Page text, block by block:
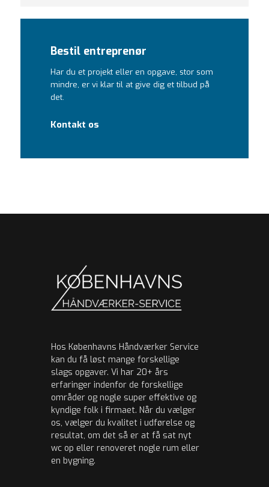
Bestil entreprenør
Har du et projekt eller en opgave, stor som
mindre, er vi klar til at give dig et tilbud på
det.
Kontakt os
Hos Københavns Håndværker Service
kan du få løst mange forskellige
slags opgaver. Vi har 20+ års
erfaringer indenfor de forskellige
områder og nogle super effektive og
kyndige folk i firmaet. Når du vælger
os, vælger du kvalitet i udførelse og
resultat, om det så er at få sat nyt
wc op eller renoveret nogle rum eller
en bygning.